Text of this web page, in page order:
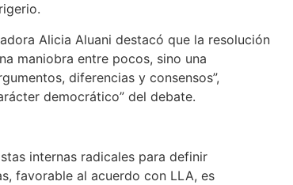
Alicia Aluani destacó que la resolución
maniobra entre pocos, sino una
diferencias y consensos”,
democrático” del debate.
internas radicales para definir
favorable al acuerdo con LLA, es